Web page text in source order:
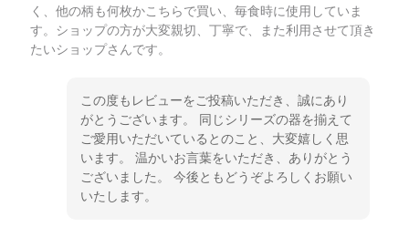
く、他の柄も何枚かこちらで買い、毎食時に使用していま
す。ショップの方が大変親切、丁寧で、また利用させて頂き
たいショップさんです。
この度もレビューをご投稿いただき、誠にあり
がとうございます。 同じシリーズの器を揃えて
ご愛用いただいているとのこと、大変嬉しく思
います。 温かいお言葉をいただき、ありがとう
ございました。 今後ともどうぞよろしくお願い
いたします。